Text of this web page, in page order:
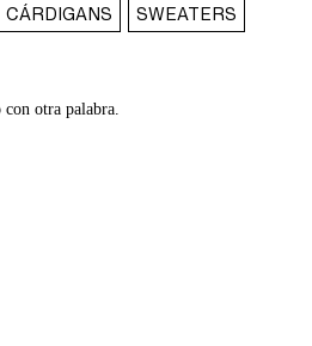
CÁRDIGANS SWEATERS
otra palabra.